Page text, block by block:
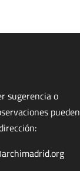
sugerencia o
pueden